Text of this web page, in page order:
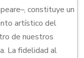
constituye un
artístico del
de nuestros
La fidelidad al